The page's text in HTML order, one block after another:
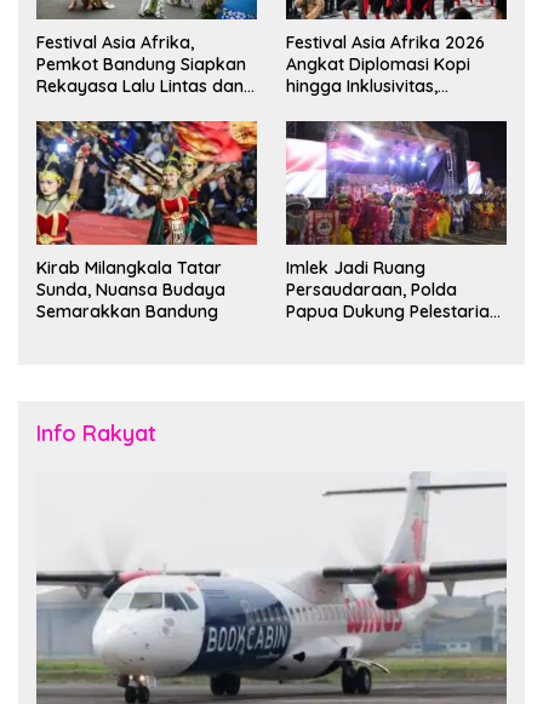
Festival Asia Afrika,
Pemkot Bandung Siapkan
Rekayasa Lalu Lintas dan
Festival Asia Afrika 2026
Angkat Diplomasi Kopi
hingga Inklusivitas,
Duta Besar
Kirab Milangkala Tatar
Sunda, Nuansa Budaya
Semarakkan Bandung
Imlek Jadi Ruang
Persaudaraan, Polda
Papua Dukung Pelestarian
Info Rakyat